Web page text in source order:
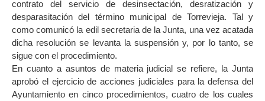
contrato del servicio de desinsectación, desratización y
desparasitación del término municipal de Torrevieja. Tal y
como comunicó la edil secretaria de la Junta, una vez acatada
dicha resolución se levanta la suspensión y, por lo tanto, se
sigue con el procedimiento.
En cuanto a asuntos de materia judicial se refiere, la Junta
aprobó el ejercicio de acciones judiciales para la defensa del
Ayuntamiento en cinco procedimientos, cuatro de los cuales